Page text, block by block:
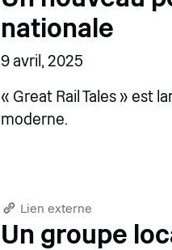
nationale
9 avril, 2025
« Great Rail Tales » est
moderne.
Lien externe
Un groupe